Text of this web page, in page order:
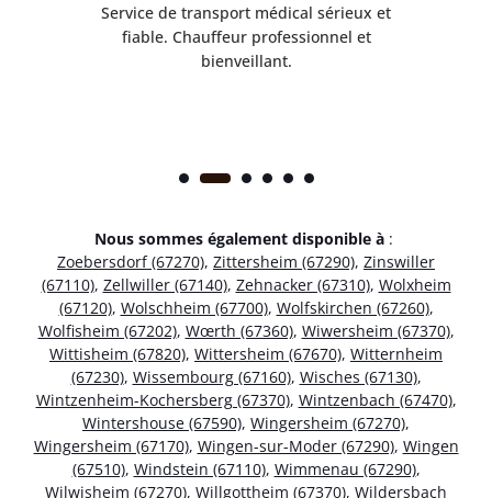
Service de transport médical sérieux et
fiable. Chauffeur professionnel et
bienveillant.
Nous sommes également disponible à :
Zoebersdorf (67270), Zittersheim (67290), Zinswiller
(67110), Zellwiller (67140), Zehnacker (67310), Wolxheim
(67120), Wolschheim (67700), Wolfskirchen (67260),
Wolfisheim (67202), Wœrth (67360), Wiwersheim (67370),
Wittisheim (67820), Wittersheim (67670), Witternheim
(67230), Wissembourg (67160), Wisches (67130),
Wintzenheim-Kochersberg (67370), Wintzenbach (67470),
Wintershouse (67590), Wingersheim (67270),
Wingersheim (67170), Wingen-sur-Moder (67290), Wingen
(67510), Windstein (67110), Wimmenau (67290),
Wilwisheim (67270), Willgottheim (67370), Wildersbach